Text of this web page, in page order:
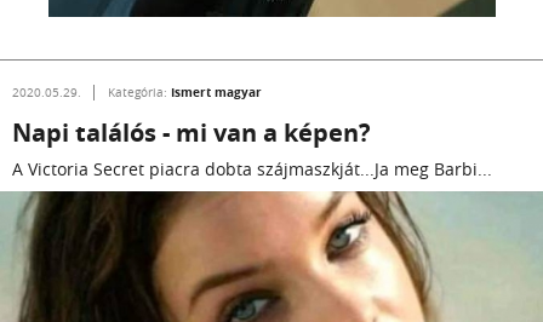
2020.05.29. Kategória: Ismert magyar
Napi találós - mi van a képen?
A Victoria Secret piacra dobta szájmaszkját...Ja meg Barbi...